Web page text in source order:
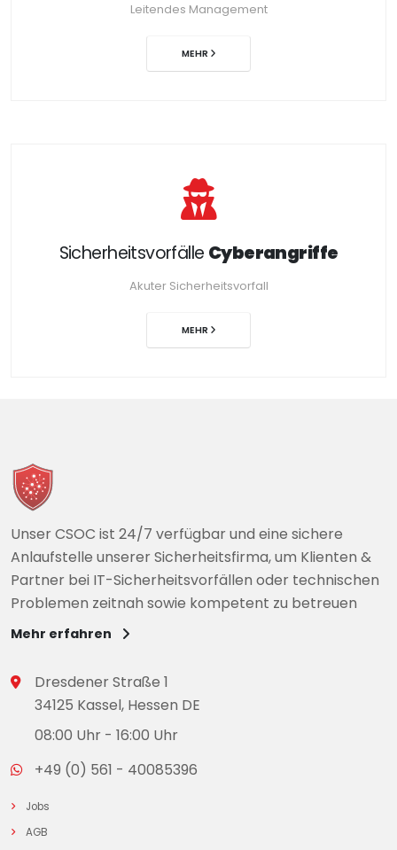
Leitendes Management
MEHR
Sicherheitsvorfälle Cyberangriffe
Akuter Sicherheitsvorfall
MEHR
Unser CSOC ist 24/7 verfügbar und eine sichere
Anlaufstelle unserer Sicherheitsfirma, um Klienten &
Partner bei IT-Sicherheitsvorfällen oder technischen
Problemen zeitnah sowie kompetent zu betreuen
Mehr erfahren
Dresdener Straße 1
34125 Kassel, Hessen DE
08:00 Uhr - 16:00 Uhr
+49 (0) 561 - 40085396
Jobs
AGB